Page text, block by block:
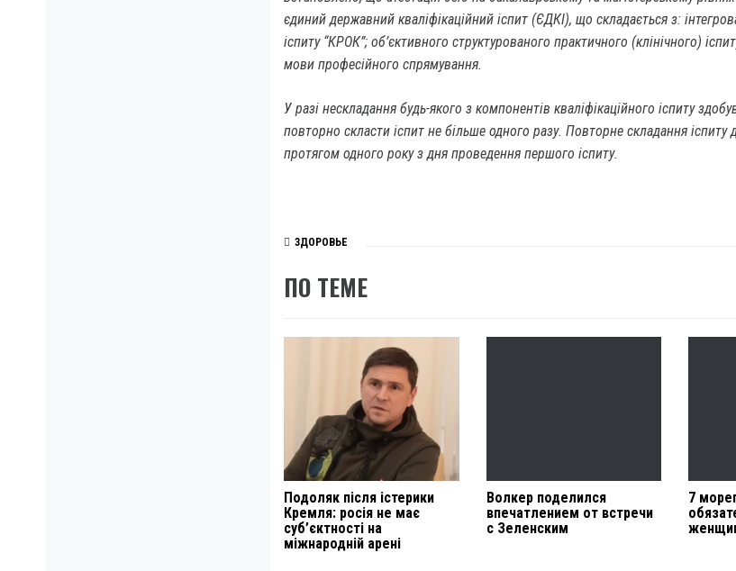
єдиний державний кваліфікаційний іспит (ЄДКІ), що складається з:
іспиту “КРОК”; об’єктивного структурованого практичного (клінічного)
мови професійного спрямування.
У разі нескладання будь-якого з компонентів кваліфікаційного іспиту
повторно скласти іспит не більше одного разу. Повторне складання іспиту
протягом одного року з дня проведення першого іспиту.
ЗДОРОВЬЕ
ПО ТЕМЕ
Подоляк після істерики
Кремля: росія не має
суб’єктності на
міжнародній арені
Волкер поделился
впечатлением от встречи
с Зеленским
7